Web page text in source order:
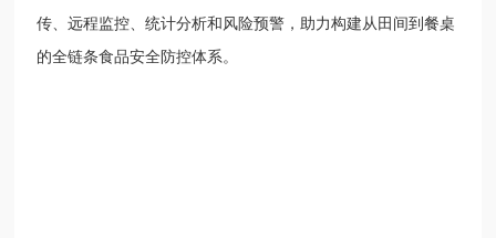
传、远程监控、统计分析和风险预警，助力构建从田间到餐桌
的全链条食品安全防控体系。